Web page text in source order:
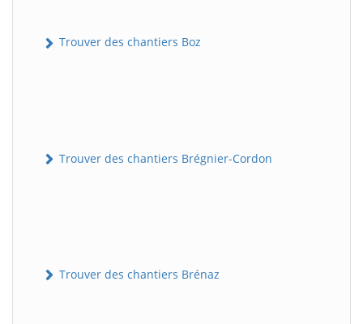
Trouver des chantiers Boz
Trouver des chantiers Brégnier-Cordon
Trouver des chantiers Brénaz